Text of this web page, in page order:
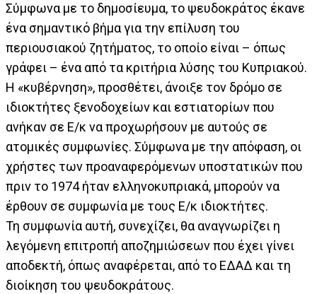
Σύμφωνα με το δημοσίευμα, το ψευδοκράτος έκανε
ένα σημαντικό βήμα για την επίλυση του
περιουσιακού ζητήματος, το οποίο είναι – όπως
γράφει – ένα από τα κριτήρια λύσης του Κυπριακού.
Η «κυβέρνηση», προσθέτει, άνοιξε τον δρόμο σε
ιδιοκτήτες ξενοδοχείων και εστιατορίων που
ανήκαν σε Ε/κ να προχωρήσουν με αυτούς σε
ατομικές συμφωνίες. Σύμφωνα με την απόφαση, οι
χρήστες των προαναφερόμενων υποστατικών που
πριν το 1974 ήταν ελληνοκυπριακά, μπορούν να
έρθουν σε συμφωνία με τους Ε/κ ιδιοκτήτες.
Τη συμφωνία αυτή, συνεχίζει, θα αναγνωρίζει η
λεγόμενη επιτροπή αποζημιώσεων που έχει γίνει
αποδεκτή, όπως αναφέρεται, από το ΕΔΑΔ και τη
διοίκηση του ψευδοκράτους.